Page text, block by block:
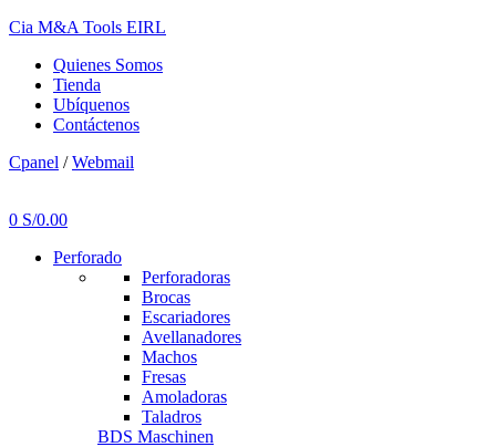
Cia M&A Tools EIRL
Quienes Somos
Tienda
Ubíquenos
Contáctenos
Cpanel /Webmail
0 S/0.00
Perforado
Perforadoras
Brocas
Escariadores
Avellanadores
Machos
Fresas
Amoladoras
Taladros
BDS Maschinen